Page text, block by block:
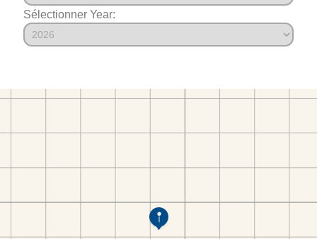
Sélectionner Year: